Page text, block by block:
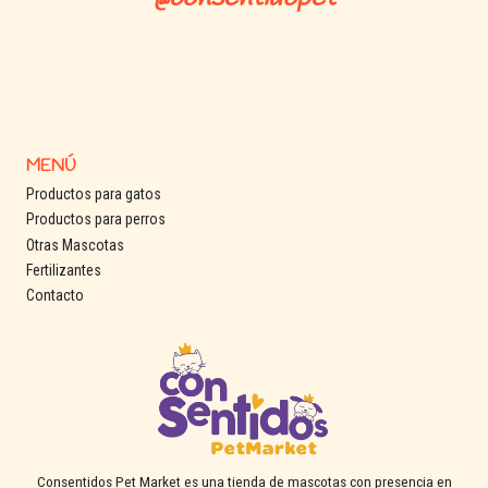
MENÚ
Productos para gatos
Productos para perros
Otras Mascotas
Fertilizantes
Contacto
Consentidos Pet Market es una tienda de mascotas con presencia en